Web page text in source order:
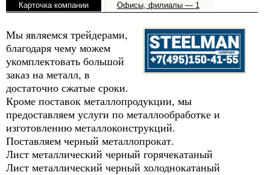
Карточка компании Офисы, филиалы — 1
Мы являемся трейдерами,
благодаря чему можем
укомплектовать большой
заказ на металл, в
достаточно сжатые сроки.
Кроме поставок металлопродукции, мы
предоставляем услуги по металлообработке и
изготовлению металлоконструкций.
Поставляем черный металлопрокат.
Лист металлический черный горячекатаный
Лист металлический черный холоднокатаный